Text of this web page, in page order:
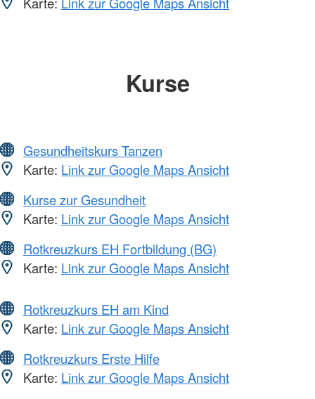
Kurse
Gesundheitskurs Tanzen
Karte: Link zur Google Maps Ansicht
Kurse zur Gesundheit
Karte: Link zur Google Maps Ansicht
Rotkreuzkurs EH Fortbildung (BG)
Karte: Link zur Google Maps Ansicht
Rotkreuzkurs EH am Kind
Karte: Link zur Google Maps Ansicht
Rotkreuzkurs Erste Hilfe
Karte: Link zur Google Maps Ansicht